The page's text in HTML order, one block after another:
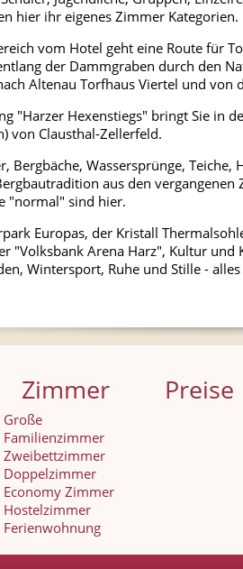
hier ihr eigenes Zimmer Kategorien.
vom Hotel geht eine Route für
der Dammgraben durch den
Altenau Torfhaus Viertel und von
"Harzer Hexenstiegs" bringt Sie in
von Clausthal-Zellerfeld.
Bergbäche, Wassersprünge,
aus den
"normal" sind hier.
Europas, der Kristall
"Volksbank Arena Harz", Kultur und
Wintersport, Ruhe und Stille -
Zimmer
Große
Familienzimmer
Zweibettzimmer
Doppelzimmer
Economy Zimmer
Hostelzimmer
Ferienwohnung
Preise